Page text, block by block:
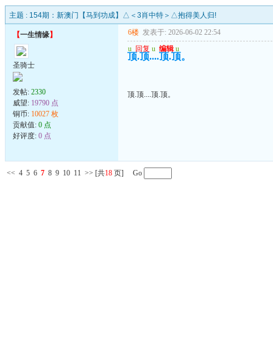
主题 : 154期：新澳门【马到功成】△＜3肖中特＞△抱得美人归!
【一生情缘】
圣骑士
发帖: 2330
威望: 19790 点
铜币: 10027 枚
贡献值: 0 点
好评度: 0 点
6楼 发表于: 2026-06-02 22:54
u 回复 u 编辑 u
顶.顶....顶.顶。
顶.顶....顶.顶。
<< 4 5 6 7 8 9 10 11 >> [共18 页] Go